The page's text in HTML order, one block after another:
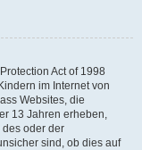
Act of 1998
im Internet von
Websites, die
13 Jahren erheben,
oder der
sind, ob dies auf